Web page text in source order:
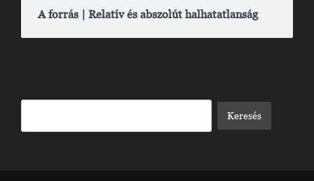
A forrás | Relatív és abszolút halhatatlanság